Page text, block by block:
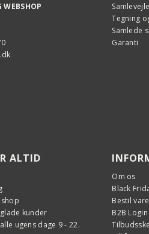
WEBSHOP
Tegning
Samlede
Garanti
ALTID
kunder
ugens dage 9 - 22.
Om os
Black
Bestil
B2B Login